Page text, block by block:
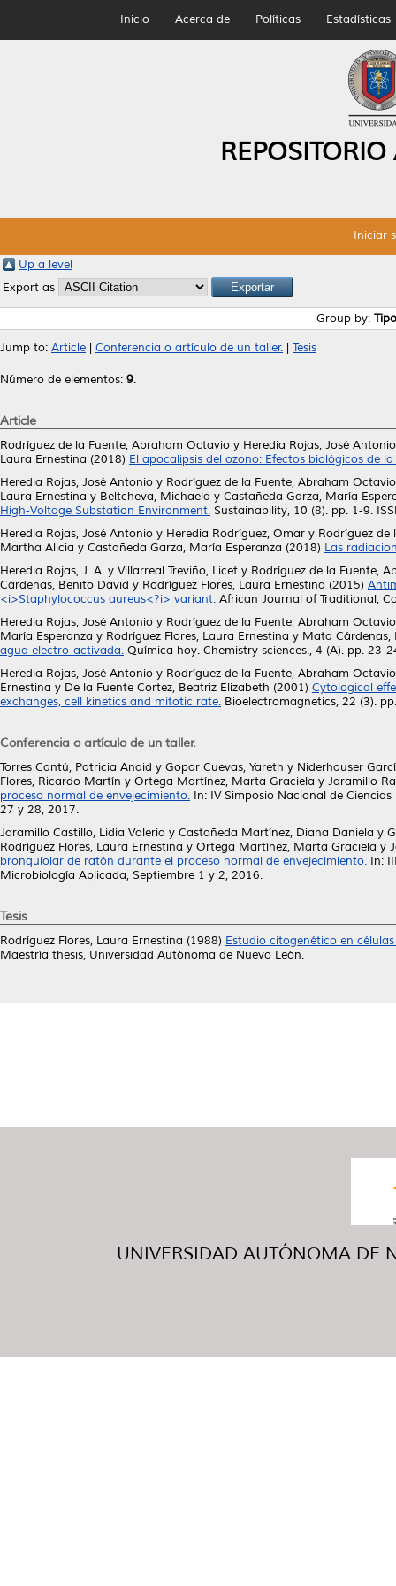
Inicio Acerca de Políticas Estadísticas
Iniciar
Up a level
Export as
Group by:
Jump to: Article Conferencia o artículo de un taller. Tesis
Número de elementos: 9.
Article
Rodríguez de la Fuente, Abraham Octavio y Heredia Rojas, José Antonio
Laura Ernestina (2018) El apocalipsis del ozono: Efectos biológicos de
Heredia Rojas, José Antonio y Rodríguez de la Fuente, Abraham Octavio
Laura Ernestina y Beltcheva, Michaela y Castañeda Garza, María
High-Voltage Substation Environment. Sustainability, 10 (8). pp. 1-9.
Heredia Rojas, José Antonio y Heredia Rodríguez, Omar y Rodríguez de
Martha Alicia y Castañeda Garza, María Esperanza (2018) Las
Heredia Rojas, J. A. y Villarreal Treviño, Licet y Rodríguez de la Fuente,
Cárdenas, Benito David y Rodríguez Flores, Laura Ernestina (2015)
<i>Staphylococcus aureus<?i> variant. African Journal of Traditional,
Heredia Rojas, José Antonio y Rodríguez de la Fuente, Abraham Octavio
María Esperanza y Rodríguez Flores, Laura Ernestina y Mata Cárdenas,
agua electro-activada. Química hoy. Chemistry sciences., 4 (A). pp. 23-
Heredia Rojas, José Antonio y Rodríguez de la Fuente, Abraham Octavio
Ernestina y De la Fuente Cortez, Beatriz Elizabeth (2001) Cytological
exchanges, cell kinetics and mitotic rate. Bioelectromagnetics, 22 (3).
Conferencia o artículo de un taller.
Torres Cantú, Patricia Anaid y Gopar Cuevas, Yareth y Niderhauser
Flores, Ricardo Martín y Ortega Martínez, Marta Graciela y Jaramillo
proceso normal de envejecimiento. In: IV Simposio Nacional de
27 y 28, 2017.
Jaramillo Castillo, Lidia Valeria y Castañeda Martínez, Diana Daniela y
Rodríguez Flores, Laura Ernestina y Ortega Martínez, Marta Graciela y
bronquiolar de ratón durante el proceso normal de envejecimiento. In:
Microbiología Aplicada, Septiembre 1 y 2, 2016.
Tesis
Rodríguez Flores, Laura Ernestina (1988) Estudio citogenético en
Maestría thesis, Universidad Autónoma de Nuevo León.
UNIVERSIDAD AUTÓNOMA DE